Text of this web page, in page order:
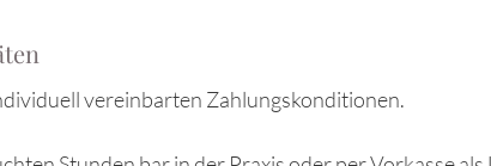
vereinbarten Zahlungskonditionen.